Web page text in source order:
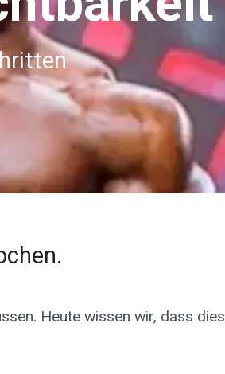
Heute wissen wir, dass